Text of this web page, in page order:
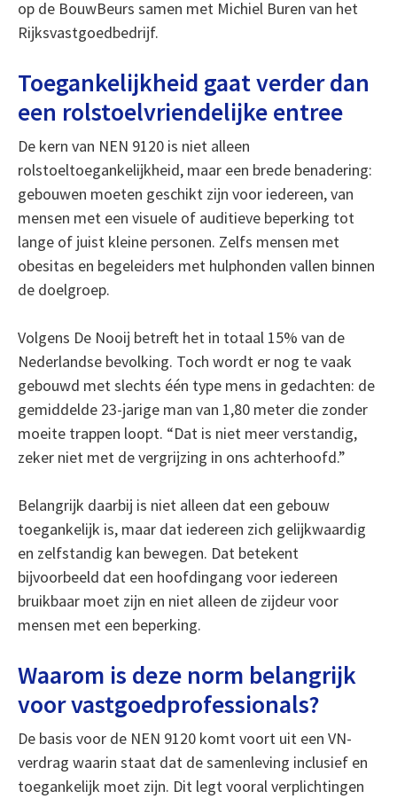
op de BouwBeurs samen met Michiel Buren van het
Rijksvastgoedbedrijf.
Toegankelijkheid gaat verder dan
een rolstoelvriendelijke entree
De kern van NEN 9120 is niet alleen
rolstoeltoegankelijkheid, maar een brede benadering:
gebouwen moeten geschikt zijn voor iedereen, van
mensen met een visuele of auditieve beperking tot
lange of juist kleine personen. Zelfs mensen met
obesitas en begeleiders met hulphonden vallen binnen
de doelgroep.
Volgens De Nooij betreft het in totaal 15% van de
Nederlandse bevolking. Toch wordt er nog te vaak
gebouwd met slechts één type mens in gedachten: de
gemiddelde 23-jarige man van 1,80 meter die zonder
moeite trappen loopt. “Dat is niet meer verstandig,
zeker niet met de vergrijzing in ons achterhoofd.”
Belangrijk daarbij is niet alleen dat een gebouw
toegankelijk is, maar dat iedereen zich gelijkwaardig
en zelfstandig kan bewegen. Dat betekent
bijvoorbeeld dat een hoofdingang voor iedereen
bruikbaar moet zijn en niet alleen de zijdeur voor
mensen met een beperking.
Waarom is deze norm belangrijk
voor vastgoedprofessionals?
De basis voor de NEN 9120 komt voort uit een VN-
verdrag waarin staat dat de samenleving inclusief en
toegankelijk moet zijn. Dit legt vooral verplichtingen